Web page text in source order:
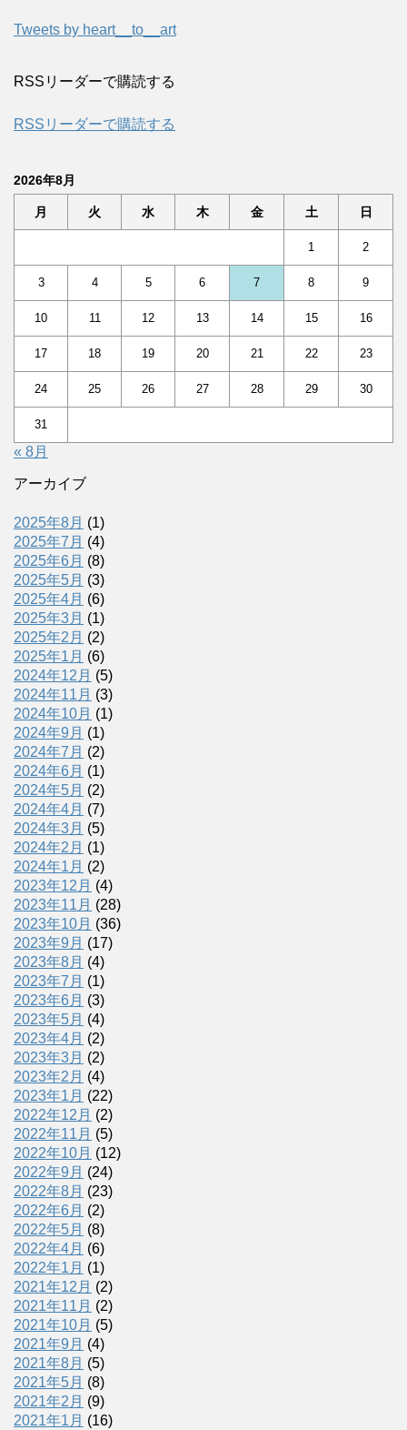
Tweets by heart__to__art
RSSリーダーで購読する
RSSリーダーで購読する
2026年8月
月 火 水 木 金 土 日
1 2
3 4 5 6 7 8 9
10 11 12 13 14 15 16
17 18 19 20 21 22 23
24 25 26 27 28 29 30
31
« 8月
アーカイブ
2025年8月 (1)
2025年7月 (4)
2025年6月 (8)
2025年5月 (3)
2025年4月 (6)
2025年3月 (1)
2025年2月 (2)
2025年1月 (6)
2024年12月 (5)
2024年11月 (3)
2024年10月 (1)
2024年9月 (1)
2024年7月 (2)
2024年6月 (1)
2024年5月 (2)
2024年4月 (7)
2024年3月 (5)
2024年2月 (1)
2024年1月 (2)
2023年12月 (4)
2023年11月 (28)
2023年10月 (36)
2023年9月 (17)
2023年8月 (4)
2023年7月 (1)
2023年6月 (3)
2023年5月 (4)
2023年4月 (2)
2023年3月 (2)
2023年2月 (4)
2023年1月 (22)
2022年12月 (2)
2022年11月 (5)
2022年10月 (12)
2022年9月 (24)
2022年8月 (23)
2022年6月 (2)
2022年5月 (8)
2022年4月 (6)
2022年1月 (1)
2021年12月 (2)
2021年11月 (2)
2021年10月 (5)
2021年9月 (4)
2021年8月 (5)
2021年5月 (8)
2021年2月 (9)
2021年1月 (16)